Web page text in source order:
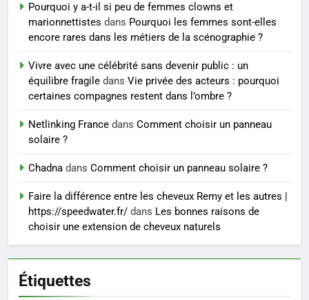
peau éclatante grâce à The
Ordinary
SANTÉ
7
Prévenir les chutes chez les
exercices
BIEN ÊTRE
8
trouver un accompagnement
sérieux à un tarif juste ?
BIEN ÊTRE
Pourquoi y a-t-il si peu de femmes clowns et
marionnettistes dans Pourquoi les femmes sont-elles
encore rares dans les métiers de la scénographie ?
Vivre avec une célébrité sans devenir public : un
équilibre fragile dans Vie privée des acteurs : pourquoi
certaines compagnes restent dans l’ombre ?
Netlinking France dans Comment choisir un panneau
solaire ?
Chadna dans Comment choisir un panneau solaire ?
Faire la différence entre les cheveux Remy et les autres |
https://speedwater.fr/ dans Les bonnes raisons de
choisir une extension de cheveux naturels
Étiquettes